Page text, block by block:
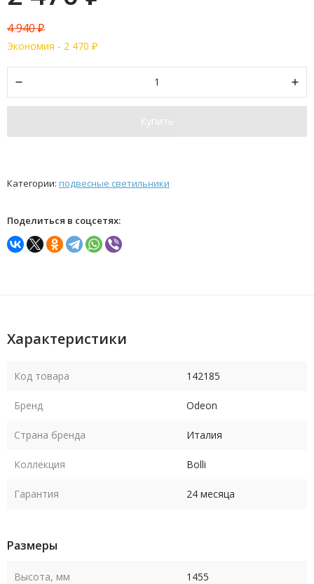
4 940₽
Экономия - 2 470 ₽
Купить
Категории: подвесные светильники
Поделиться в соцсетях:
Характеристики
Код товара 142185
Бренд Odeon
Страна бренда Италия
Коллекция Bolli
Гарантия 24 месяца
Размеры
Высота, мм 1455